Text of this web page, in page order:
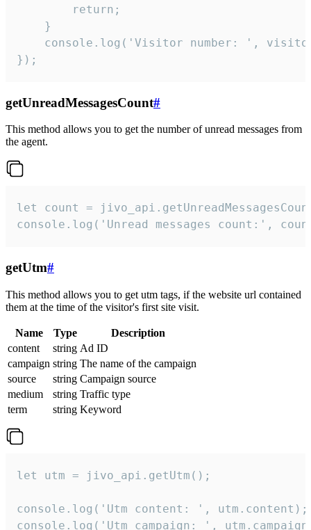
        return;
    }
console.log('Visitor number: ',
});
getUnreadMessagesCount#
This method allows you to get the number of unread messages from
the agent.
let count =
console.log('Unread messages count:',
getUtm#
This method allows you to get utm tags, if the website url contained
them at the time of the visitor's first site visit.
Name Type
Description
content
string Ad ID
campaign string The name of the campaign
source
string Campaign source
medium
string Traffic type
term
string Keyword
let utm = jivo_api.getUtm();
console.log('Utm content: ', utm.content);
console.log('Utm campaign: ',